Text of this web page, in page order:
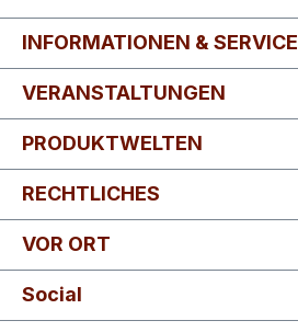
INFORMATIONEN & SERVICE
VERANSTALTUNGEN
PRODUKTWELTEN
RECHTLICHES
VOR ORT
Social